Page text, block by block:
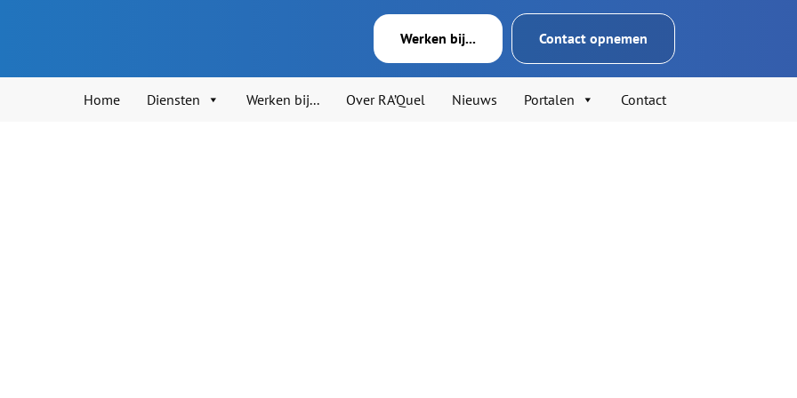
Werken bij... Contact opnemen
Home Diensten Werken bij... Over RA’Quel Nieuws Portalen Contact